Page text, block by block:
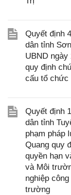
Quyết định
dân tỉnh
UBND ngày
quy định
cấu tổ chức
Quyết định
dân tỉnh
phạm pháp
Quang quy
quyền hạn
và Môi
nghiệp
trường